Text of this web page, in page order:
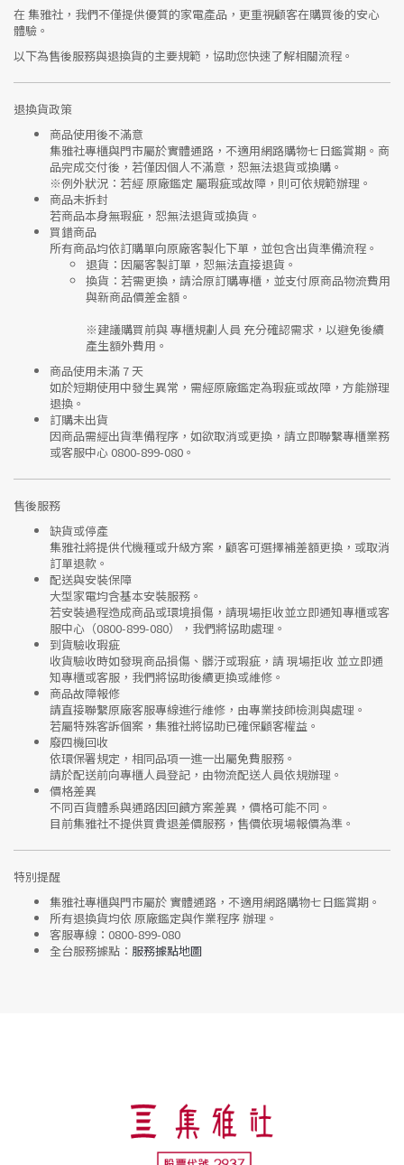
在集雅社 ，我們不僅提供優質的家電產品，更重視顧客在購買後的安心
體驗。
以下為售後服務與退換貨的主要規範，協助您快速了解相關流程。
退換貨政策
商品使用後不滿意
集雅社專櫃與門市屬於實體通路，不適用網路購物七日鑑賞期 。商
品完成交付後，若僅因個人不滿意，恕無法退貨或換購。
※例外狀況：若經 原廠鑑定 屬瑕疵或故障，則可依規範辦理。
商品未拆封
若商品本身無瑕疵，恕無法退貨或換貨。
買錯商品
所有商品均依訂購單向原廠客製化下單 ，並包含出貨準備流程。
退貨 ：因屬客製訂單，恕無法直接退貨。
換貨 ：若需更換，請洽原訂購專櫃，並支付原商品物流費用
與新商品價差金額 。
※建議購買前與專櫃規劃人員 充分確認需求，以避免後續
產生額外費用。
商品使用未滿 7 天
如於短期使用中發生異常，需經原廠鑑定為瑕疵或故障，方能辦理
退換。
訂購未出貨
因商品需經出貨準備程序，如欲取消或更換，請立即聯繫專櫃業務
或客服中心 0800-899-080 。
售後服務
缺貨或停產
集雅社將提供代機種或升級方案 ，顧客可選擇補差額更換，或取消
訂單退款。
配送與安裝保障
大型家電均含基本安裝服務。
若安裝過程造成商品或環境損傷，請現場拒收並立即通知專櫃或客
服中心 （0800-899-080），我們將協助處理。
到貨驗收瑕疵
收貨驗收時如發現商品損傷、髒汙或瑕疵 ，請 現場拒收 並立即通
知專櫃或客服，我們將協助後續更換或維修。
商品故障報修
請直接聯繫原廠客服專線進行維修，由專業技師檢測與處理。
若屬特殊客訴個案，集雅社將協助已確保顧客權益。
廢四機回收
依環保署規定，相同品項一進一出屬免費服務。
請於配送前向專櫃人員登記，由物流配送人員依規辦理。
價格差異
不同百貨體系與通路因回饋方案差異，價格可能不同。
目前集雅社不提供買貴退差價服務 ，售價依現場報價為準。
特別提醒
集雅社專櫃與門市屬於 實體通路，不適用網路購物七日鑑賞期 。
所有退換貨均依 原廠鑑定與作業程序辦理。
客服專線： 0800-899-080
全台服務據點： 服務據點地圖